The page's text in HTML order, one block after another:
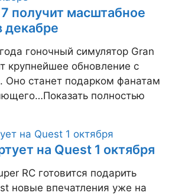
получит масштабное
декабре
гоночный симулятор Gran
крупнейшее обновление с
Оно станет подарком фанатам
полностью
на Quest 1 октября
RC готовится подарить
новые впечатления уже на